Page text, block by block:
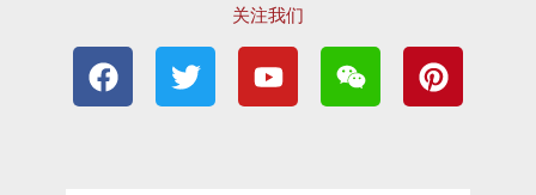
关注我们
F
a
c
T
w
i
Y
o
u
W
e
i
P
i
n